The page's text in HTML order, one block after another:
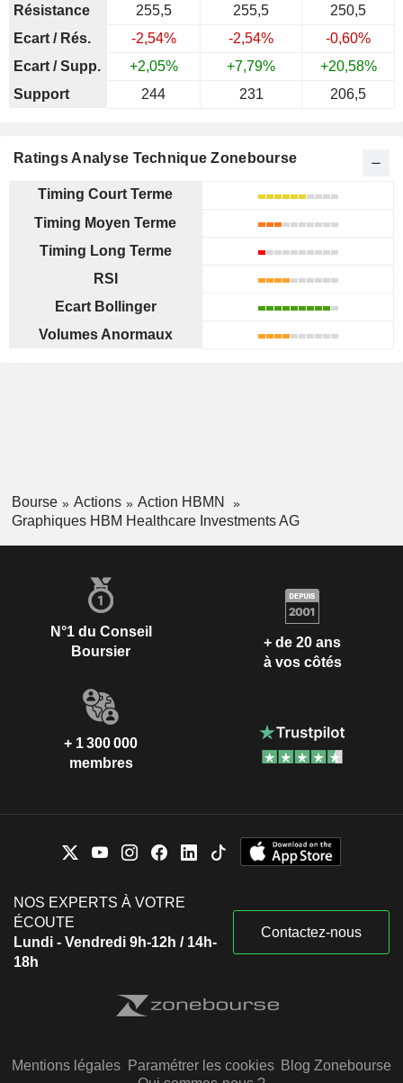
Résistance
255,5 255,5
250,5
Ecart / Rés.
-2,54% -2,54%
-0,60%
Ecart / Supp.
+2,05% +7,79%
+20,58%
Support
244 231 206,5
Ratings Analyse Technique Zonebourse
Timing Court Terme
Timing Moyen Terme
Timing Long Terme
RSI
Ecart Bollinger
Volumes Anormaux
Bourse Actions
Action HBMN
Graphiques HBM Healthcare Investments AG
N°1 du Conseil
Boursier
+ de 20 ans
à vos côtés
+ 1 300 000
membres
NOS EXPERTS À VOTRE
ÉCOUTE
Lundi - Vendredi 9h-12h / 14h-
18h
Contactez-nous
Mentions légales Paramétrer les cookies Blog Zonebourse